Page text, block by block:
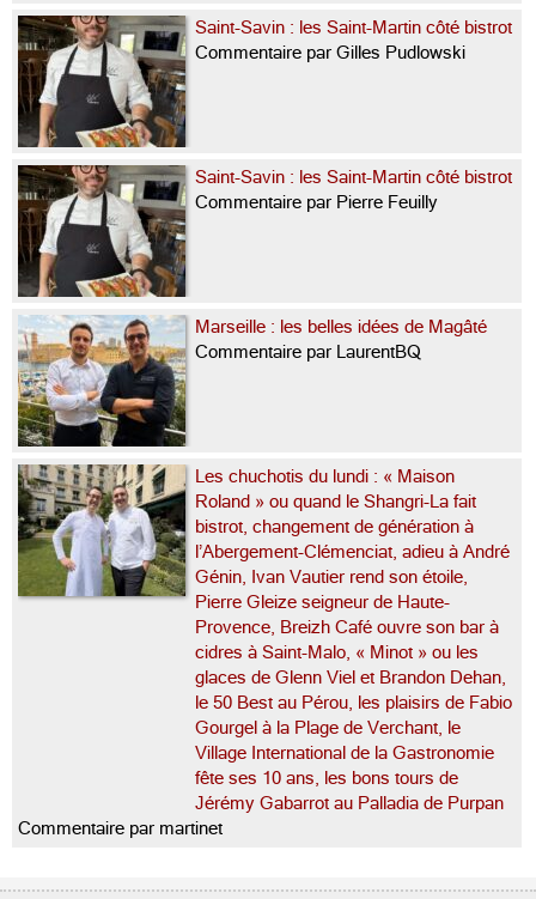
Saint-Savin : les Saint-Martin côté bistrot
Commentaire par Gilles Pudlowski
Saint-Savin : les Saint-Martin côté bistrot
Commentaire par Pierre Feuilly
Marseille : les belles idées de Magâté
Commentaire par LaurentBQ
Les chuchotis du lundi : « Maison
Roland » ou quand le Shangri-La fait
bistrot, changement de génération à
l’Abergement-Clémenciat, adieu à André
Génin, Ivan Vautier rend son étoile,
Pierre Gleize seigneur de Haute-
Provence, Breizh Café ouvre son bar à
cidres à Saint-Malo, « Minot » ou les
glaces de Glenn Viel et Brandon Dehan,
le 50 Best au Pérou, les plaisirs de Fabio
Gourgel à la Plage de Verchant, le
Village International de la Gastronomie
fête ses 10 ans, les bons tours de
Jérémy Gabarrot au Palladia de Purpan
Commentaire par martinet